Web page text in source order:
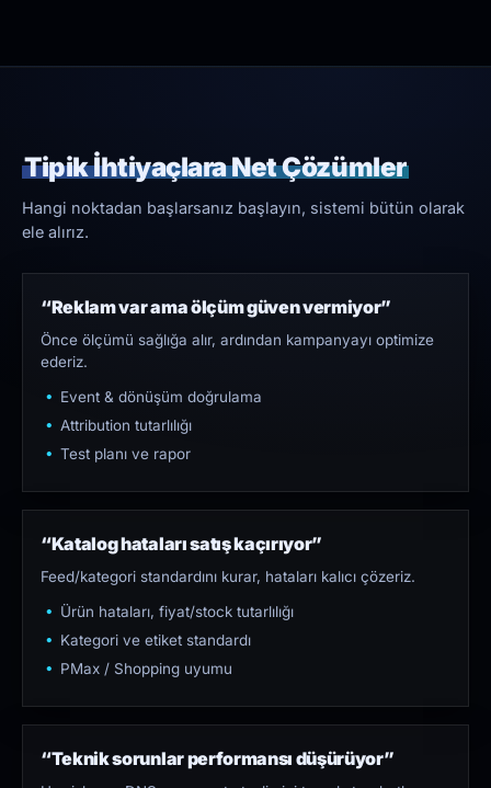
Tipik İhtiyaçlara Net Çözümler
Hangi noktadan başlarsanız başlayın, sistemi bütün olarak
ele alırız.
“Reklam var ama ölçüm güven vermiyor”
Önce ölçümü sağlığa alır, ardından kampanyayı optimize
ederiz.
Event & dönüşüm doğrulama
Attribution tutarlılığı
Test planı ve rapor
“Katalog hataları satış kaçırıyor”
Feed/kategori standardını kurar, hataları kalıcı çözeriz.
Ürün hataları, fiyat/stock tutarlılığı
Kategori ve etiket standardı
PMax / Shopping uyumu
“Teknik sorunlar performansı düşürüyor”